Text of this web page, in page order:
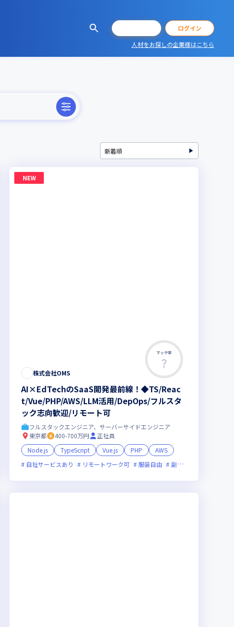
ログイン
人材をお探しの企業様はこちら
オンライン選考可 新技術に積極的 ベンチャー企業 残業月20時間未満
NEW
マッチ率
株式会社OMS
AI×EdTechのSaaS開発最前線！◆TS/Reac
t/Vue/PHP/AWS/LLM活用/DepOps/フルスタ
ック志向歓迎/リモート可
フルスタックエンジニア、サーバーサイドエンジニア
東京都
400-700万円
正社員
Node.js
TypeScript Vue.js PHP
AWS
自社サービスあり
リモートワーク可 服装自由 副業可